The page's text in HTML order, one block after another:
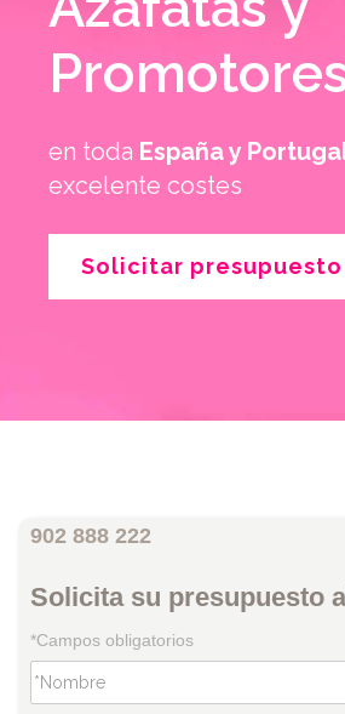
en toda España y
excelente costes
Solicitar presupuesto
902 888 222
Solicita su presupuesto
*Campos obligatorios